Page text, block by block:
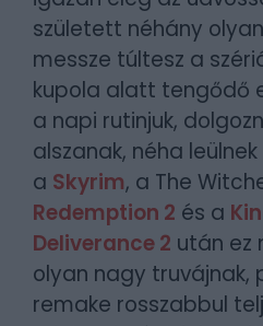
született néhány
messze túltesz a
kupola alatt tengődő
a napi rutinjuk,
alszanak, néha
a Skyrim, a The
Redemption 2 és a
Deliverance 2 után ez
olyan nagy truvájnak,
remake rosszabbul